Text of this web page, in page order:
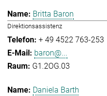
Britta Baron
Direktionsassistenz
+ 49 4522 763-253
baron@...
G1.2OG.03
Daniela Barth